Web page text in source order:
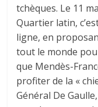
tchèques. Le 11
Quartier latin,
ligne, en
tout le monde
que Mendès-
profiter de la «
Général De